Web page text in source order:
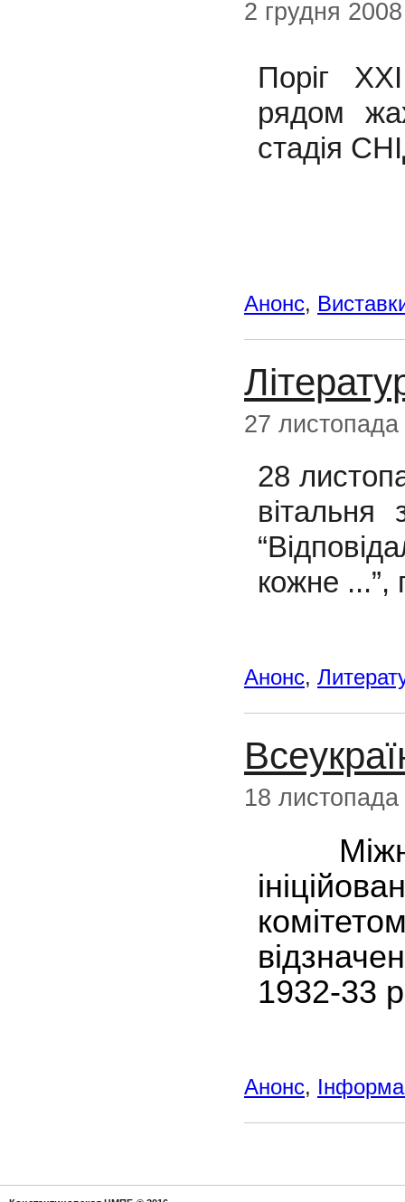
2 грудня 2008
Поріг
рядом
стадія
Анонс,
27
28
вітальня
“
кожне ...”,
Анонс,
18
1932-33
Анонс,